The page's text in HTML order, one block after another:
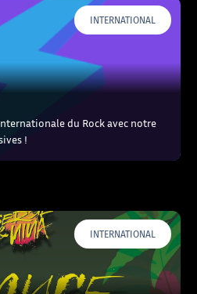
INTERNATIONAL
du Rock avec notre
!
INTERNATIONAL